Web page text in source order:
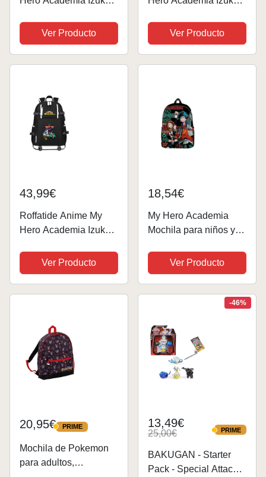
Bakugo Shoto Todoroki
Mochila para portátil
con puerto de carga
Ver Producto
Bakugo Mochila para
portátil con Puerto de
Carga USB y Puerto
Ver Producto
43,99€
Roffatide Anime My
Hero Academia Izuku
Todoroki Mochila para
portátil con puerto de
carga USB y puerto
Ver Producto
18,54€
My Hero Academia
Mochila para niños y
Bakugo Katsuki
Cartoon MHA Anime
School Bag Student
Mochila de viaje de
1,...
Ver Producto
20,95€ PRIME
PRIME
Mochila de Pokemon
para adultos,
-46%
13,49€
25,00€ PRIME
PRIME
BAKUGAN - Starter
Pack - Special Attack